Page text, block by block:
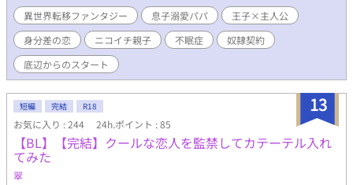
人を治療しまくっていたが、第二王子ディオンの治療もすること
に。だが重度の不眠症だった王子はスリーパーを欲しがり、大樹
を所有奴隷にする。大きな身分差の中でふたりは徐々に距離を縮
めていくが…。異世界履修済み息子とパパが底辺から抜け出すた
めに頑張ります。大樹は奴隷の身から脱出できるのか？ そして
異世界転移ファンタジー 息子溺愛パパ
王子×主人公
身分差の恋
ニコイチ親子 不眠症
奴隷契約
底辺からのスタート
13
短編 完結 R18
お気に入り : 244 24h.ポイント : 85
【BL】【完結】クールな恋人を監禁してカテーテル入れ
てみた
翠